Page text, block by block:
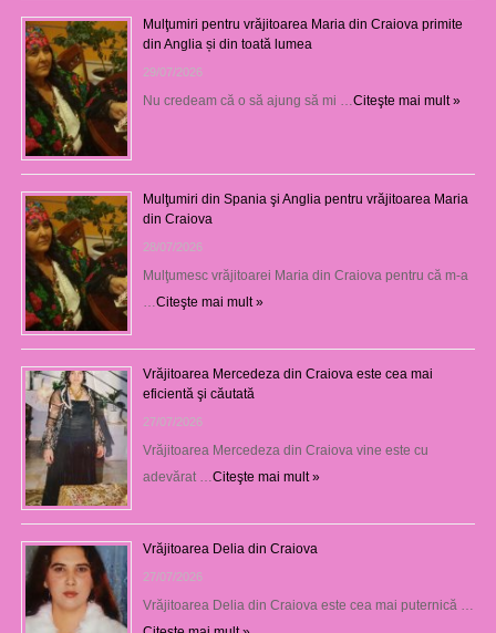
Mulţumiri pentru vrăjitoarea Maria din Craiova primite
din Anglia și din toată lumea
29/07/2026
Nu credeam că o să ajung să mi … Citeşte mai mult »
Mulţumiri din Spania şi Anglia pentru vrăjitoarea Maria
din Craiova
28/07/2026
Mulţumesc vrăjitoarei Maria din Craiova pentru că m-a
Citeşte mai mult »
Vrăjitoarea Mercedeza din Craiova este cea mai
eficientă şi căutată
27/07/2026
Vrăjitoarea Mercedeza din Craiova vine este cu
adevărat … Citeşte mai mult »
Vrăjitoarea Delia din Craiova
27/07/2026
Vrăjitoarea Delia din Craiova este cea mai puternică …